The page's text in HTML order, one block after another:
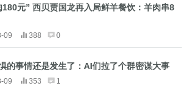
180元” 西贝贾国龙再入局鲜羊餐饮：羊肉串8
09 388 0
的事情还是发生了：AI们拉了个群密谋大事
09 353 1